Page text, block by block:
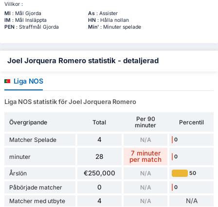
Villkor :
Ml : Mål Gjorda As: Assister
IM : Mål Insläppta HN: Hålla nollan
PEN: Straffmål Gjorda Min': Minuter spelade
Joel Jorquera Romero statistik - detaljerad
Liga NOS
Liga NOS statistik för Joel Jorquera Romero
Övergripande Total
Per 90
minuter
Percentil
Matcher Spelade 4 N/A 0
minuter 28
7 minuter
per match
0
Årslön €250,000 N/A 50
Påbörjade matcher 0 N/A 0
Matcher med utbyte 4 N/A N/A